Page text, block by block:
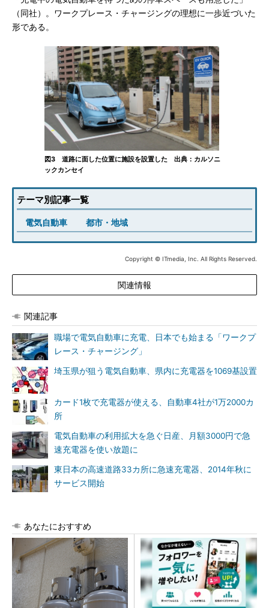
（同社）。ワークプレース・チャージングの理想に一歩近づいた
形である。
図3 道路に面した位置に施設を設置した 出典：カルソニ
ックカンセイ
テーマ別記事一覧
電気自動車 都市・地域
Copyright © ITmedia, Inc. All Rights Reserved.
関連情報
関連記事
職場で電気自動車に充電、日本でも始まる「ワークプ
レース・チャージング」
埼玉県が狙う電気自動車、県内に充電器を1069基設置
カード1枚で充電器が使える、自動車4社が1万2000カ
所
電気自動車の利用拡大を急ぐ日産、月額3000円で急
速充電器を使い放題に
東日本の高速道路33カ所に急速充電器、2014年秋に
サービス開始
あなたにおすすめ